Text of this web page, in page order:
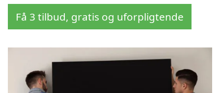
Få 3 tilbud, gratis og uforpligtende